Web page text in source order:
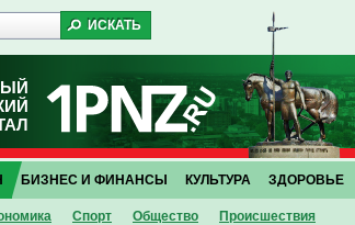
Спорт Общество Проиcшествия
БИЗНЕС И ФИНАНСЫ КУЛЬТУРА ЗДОРОВЬЕ